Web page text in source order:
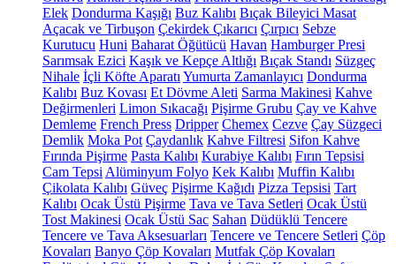
Elek Dondurma Kaşığı Buz Kalıbı Bıçak Bileyici Masat
Açacak ve Tirbuşon Çekirdek Çıkarıcı Çırpıcı Sebze
Kurutucu Huni Baharat Öğütücü Havan Hamburger Presi
Sarımsak Ezici Kaşık ve Kepçe Altlığı Bıçak Standı Süzgeç
Nihale İçli Köfte Aparatı Yumurta Zamanlayıcı Dondurma
Kalıbı Buz Kovası Et Dövme Aleti Sarma Makinesi Kahve
Değirmenleri Limon Sıkacağı Pişirme Grubu Çay ve Kahve
Demleme French Press Dripper Chemex Cezve Çay Süzgeci
Demlik Moka Pot Çaydanlık Kahve Filtresi Sifon Kahve
Fırında Pişirme Pasta Kalıbı Kurabiye Kalıbı Fırın Tepsisi
Cam Tepsi Alüminyum Folyo Kek Kalıbı Muffin Kalıbı
Çikolata Kalıbı Güveç Pişirme Kağıdı Pizza Tepsisi Tart
Kalıbı Ocak Üstü Pişirme Tava ve Tava Setleri Ocak Üstü
Tost Makinesi Ocak Üstü Sac Sahan Düdüklü Tencere
Tencere ve Tava Aksesuarları Tencere ve Tencere Setleri Çöp
Kovaları Banyo Çöp Kovaları Mutfak Çöp Kovaları